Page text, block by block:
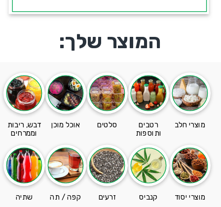
המוצר שלך:
מוצרי חלב
רטבים
ותוספות
סלטים אוכל מוכן
דבש, ריבות
וממרחים
מוצרי יסוד קנביס זרעים קפה / תה שתיה